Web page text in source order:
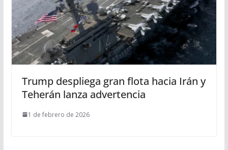
Trump despliega gran flota hacia Irán y
Teherán lanza advertencia
1 de febrero de 2026